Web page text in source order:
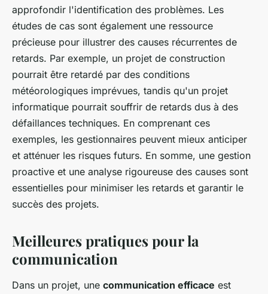
approfondir l'identification des problèmes. Les
études de cas sont également une ressource
précieuse pour illustrer des causes récurrentes de
retards. Par exemple, un projet de construction
pourrait être retardé par des conditions
météorologiques imprévues, tandis qu'un projet
informatique pourrait souffrir de retards dus à des
défaillances techniques. En comprenant ces
exemples, les gestionnaires peuvent mieux anticiper
et atténuer les risques futurs. En somme, une gestion
proactive et une analyse rigoureuse des causes sont
essentielles pour minimiser les retards et garantir le
succès des projets.
Meilleures pratiques pour la
communication
Dans un projet, une communication efficace est